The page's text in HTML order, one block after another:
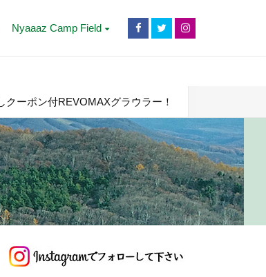
Nyaaaz Camp Field
ーポン付REVOMAXグラウラー！